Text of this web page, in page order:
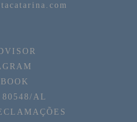
80548/AL